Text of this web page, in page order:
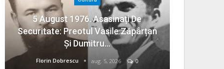
5 August 1976. Asasinați De
Securitate: Preotul Vasile Zăpârțan
Și Dumitru…
Florin Dobrescu aug. 5, 2026 0